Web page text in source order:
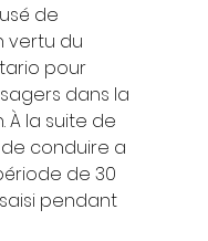
de
vertu du
pour
dans la
À la suite de
de conduire a
de 30
pendant